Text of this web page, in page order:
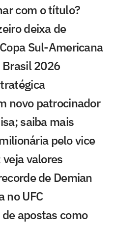
com o título?
deixa de
Sul-Americana
Brasil 2026
novo patrocinador
saiba mais
pelo vice
veja valores
de Demian
no UFC
apostas como